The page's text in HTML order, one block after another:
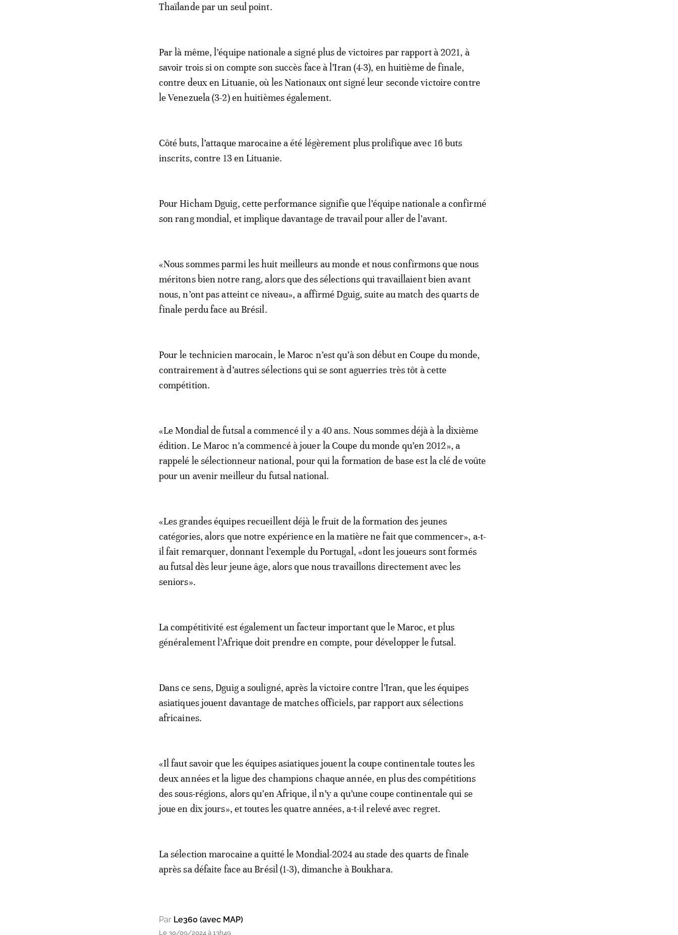
Thaïlande par un seul point.
Par là même, l’équipe nationale a signé plus de victoires par rapport à 2021, à
savoir trois si on compte son succès face à l’Iran (4-3), en huitième de finale,
contre deux en Lituanie, où les Nationaux ont signé leur seconde victoire contre
le Venezuela (3-2) en huitièmes également.
Côté buts, l’attaque marocaine a été légèrement plus prolifique avec 16 buts
inscrits, contre 13 en Lituanie.
Pour Hicham Dguig, cette performance signifie que l’équipe nationale a confirmé
son rang mondial, et implique davantage de travail pour aller de l’avant.
«Nous sommes parmi les huit meilleurs au monde et nous confirmons que nous
méritons bien notre rang, alors que des sélections qui travaillaient bien avant
nous, n’ont pas atteint ce niveau», a affirmé Dguig, suite au match des quarts de
finale perdu face au Brésil.
Pour le technicien marocain, le Maroc n’est qu’à son début en Coupe du monde,
contrairement à d’autres sélections qui se sont aguerries très tôt à cette
compétition.
«Le Mondial de futsal a commencé il y a 40 ans. Nous sommes déjà à la dixième
édition. Le Maroc n’a commencé à jouer la Coupe du monde qu’en 2012», a
rappelé le sélectionneur national, pour qui la formation de base est la clé de voûte
pour un avenir meilleur du futsal national.
«Les grandes équipes recueillent déjà le fruit de la formation des jeunes
catégories, alors que notre expérience en la matière ne fait que commencer», a-t-
il fait remarquer, donnant l’exemple du Portugal, «dont les joueurs sont formés
au futsal dès leur jeune âge, alors que nous travaillons directement avec les
seniors».
La compétitivité est également un facteur important que le Maroc, et plus
généralement l’Afrique doit prendre en compte, pour développer le futsal.
Dans ce sens, Dguig a souligné, après la victoire contre l’Iran, que les équipes
asiatiques jouent davantage de matches officiels, par rapport aux sélections
africaines.
«Il faut savoir que les équipes asiatiques jouent la coupe continentale toutes les
deux années et la ligue des champions chaque année, en plus des compétitions
des sous-régions, alors qu’en Afrique, il n’y a qu’une coupe continentale qui se
joue en dix jours», et toutes les quatre années, a-t-il relevé avec regret.
La sélection marocaine a quitté le Mondial-2024 au stade des quarts de finale
après sa défaite face au Brésil (1-3), dimanche à Boukhara.
Par Le360 (avec MAP)
Le 30/09/2024 à 13h49